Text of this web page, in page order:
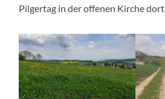
Pilgertag in der offenen Kirche dort.